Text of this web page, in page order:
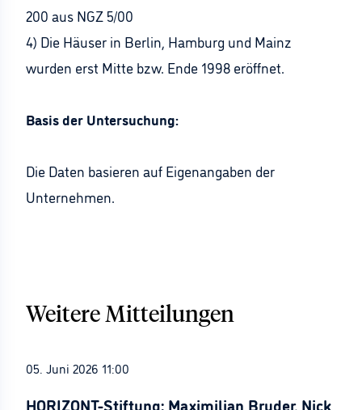
200 aus NGZ 5/00
4) Die Häuser in Berlin, Hamburg und Mainz
wurden erst Mitte bzw. Ende 1998 eröffnet.
Basis der Untersuchung:
Die Daten basieren auf Eigenangaben der
Unternehmen.
Weitere Mitteilungen
05. Juni 2026 11:00
HORIZONT-Stiftung: Maximilian Bruder, Nick